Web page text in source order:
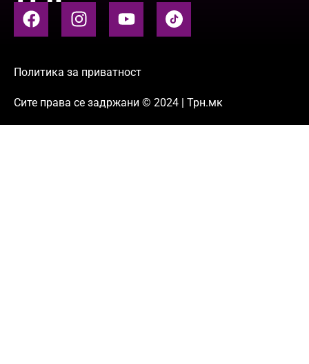
Политика за приватност
Сите права се задржани © 2024 | Трн.мк